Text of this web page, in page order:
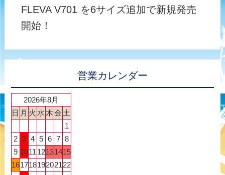
FLEVA V701 を6サイズ追加で新規発売
開始！
営業カレンダー
2026年8月
日 月 火 水 木金 土
1
2 3 4 5 6 7 8
9 1011 12131415
16171819202122